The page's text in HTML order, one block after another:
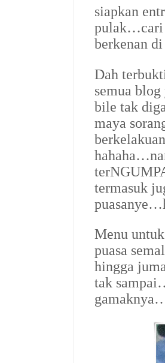
siapkan
pulak…cari
berkenan
Dah
semua
bile tak
maya
ter
termasuk
Menu
puasa
hingga
tak